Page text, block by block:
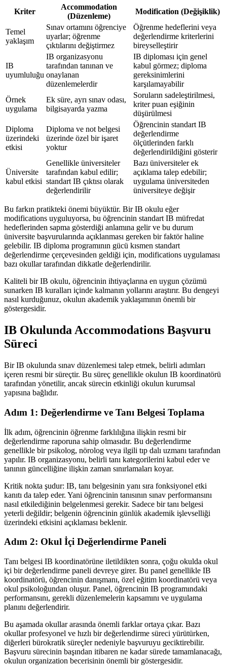
Kriter
Accommodation
(Düzenleme)
Modification (Değişiklik)
Temel
yaklaşım
Sınav ortamını öğrenciye
uyarlar; öğrenme
çıktılarını değiştirmez
Öğrenme hedeflerini veya
değerlendirme kriterlerini
bireyselleştirir
IB
uyumluluğu
IB organizasyonu
tarafından tanınan ve
onaylanan
düzenlemelerdir
IB diploması için genel
kabul görmez; diploma
gereksinimlerini
karşılamayabilir
Örnek
uygulama
Ek süre, ayrı sınav odası,
bilgisayarda yazma
Soruların sadeleştirilmesi,
kriter puan eşiğinin
düşürülmesi
Diploma
üzerindeki
etkisi
Diploma ve not belgesi
üzerinde özel bir işaret
yoktur
Öğrencinin standart IB
değerlendirme
ölçütlerinden farklı
değerlendirildiğini gösterir
Üniversite
kabul etkisi
Genellikle üniversiteler
tarafından kabul edilir;
standart IB çıktısı olarak
değerlendirilir
Bazı üniversiteler ek
açıklama talep edebilir;
uygulama üniversiteden
üniversiteye değişir
Bu farkın pratikteki önemi büyüktür. Bir IB okulu eğer
modifications uyguluyorsa, bu öğrencinin standart IB müfredat
hedeflerinden sapma gösterdiği anlamına gelir ve bu durum
üniversite başvurularında açıklanması gereken bir faktör haline
gelebilir. IB diploma programının gücü kısmen standart
değerlendirme çerçevesinden geldiği için, modifications uygulaması
bazı okullar tarafından dikkatle değerlendirilir.
Kaliteli bir IB okulu, öğrencinin ihtiyaçlarına en uygun çözümü
sunarken IB kuralları içinde kalmanın yollarını araştırır. Bu dengeyi
nasıl kurduğunuz, okulun akademik yaklaşımının önemli bir
göstergesidir.
IB Okulunda Accommodations Başvuru
Süreci
Bir IB okulunda sınav düzenlemesi talep etmek, belirli adımları
içeren resmi bir süreçtir. Bu süreç genellikle okulun IB koordinatörü
tarafından yönetilir, ancak sürecin etkinliği okulun kurumsal
yapısına bağlıdır.
Adım 1: Değerlendirme ve Tanı Belgesi Toplama
İlk adım, öğrencinin öğrenme farklılığına ilişkin resmi bir
değerlendirme raporuna sahip olmasıdır. Bu değerlendirme
genellikle bir psikolog, nörolog veya ilgili tıp dalı uzmanı tarafından
yapılır. IB organizasyonu, belirli tanı kategorilerini kabul eder ve
tanının güncelliğine ilişkin zaman sınırlamaları koyar.
Kritik nokta şudur: IB, tanı belgesinin yanı sıra fonksiyonel etki
kanıtı da talep eder. Yani öğrencinin tanısının sınav performansını
nasıl etkilediğinin belgelenmesi gerekir. Sadece bir tanı belgesi
yeterli değildir; belgenin öğrencinin günlük akademik işlevselliği
üzerindeki etkisini açıklaması beklenir.
Adım 2: Okul İçi Değerlendirme Paneli
Tanı belgesi IB koordinatörüne iletildikten sonra, çoğu okulda okul
içi bir değerlendirme paneli devreye girer. Bu panel genellikle IB
koordinatörü, öğrencinin danışmanı, özel eğitim koordinatörü veya
okul psikoloğundan oluşur. Panel, öğrencinin IB programındaki
performansını, gerekli düzenlemelerin kapsamını ve uygulama
planını değerlendirir.
Bu aşamada okullar arasında önemli farklar ortaya çıkar. Bazı
okullar profesyonel ve hızlı bir değerlendirme süreci yürütürken,
diğerleri bürokratik süreçler nedeniyle başvuruyu geciktirebilir.
Başvuru sürecinin başından itibaren ne kadar sürede tamamlanacağı,
okulun organization becerisinin önemli bir göstergesidir.